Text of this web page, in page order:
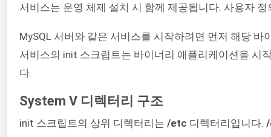
서비스는 운영 체제 설치 시 함께 제공됩니다. 사용자
MySQL 서버와 같은 서비스를 시작하려면 먼저 해당
서비스의 init 스크립트는 바이너리 애플리케이션을 시
다.
System V 디렉터리 구조
init 스크립트의 상위 디렉터리는 /etc 디렉터리입니다.